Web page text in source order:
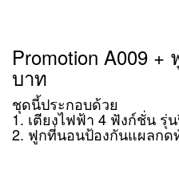
Promotion A009 +
บาท
ชุดนี้ประกอบด้วย
1. เตียงไฟฟ้า 4 ฟังก์ชั่น รุ่
2. ฟูกที่นอนป้องกันแผลกด